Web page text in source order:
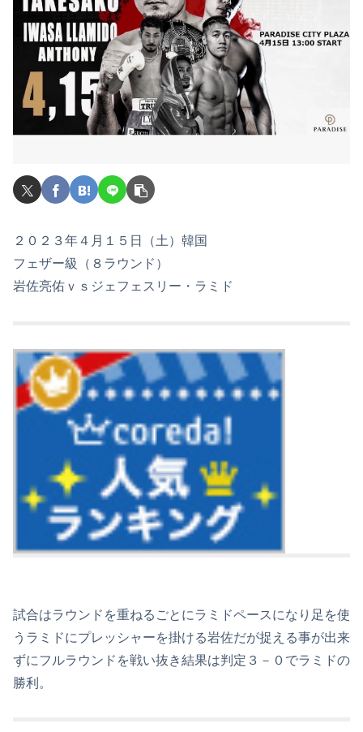
２０２３年４月１５日（土）韓国
フェザー級（８ラウンド）
岩佐亮佑ｖｓジェフェスリー・ラミド
試合はラウンドを重ねるごとにラミドペースになり足を使
うラミドにプレッシャーを掛ける岩佐だが捉える事が出来
ずにフルラウンドを戦い抜き結果は判定３－０でラミドの
勝利。